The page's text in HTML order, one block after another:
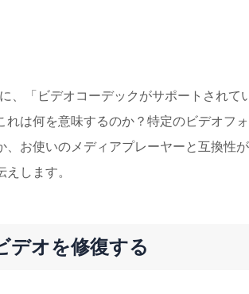
、「ビデオコーデックがサポートされて
は何を意味するのか？特定のビデオフ
お使いのメディアプレーヤーと互換性
します。
デオを修復する